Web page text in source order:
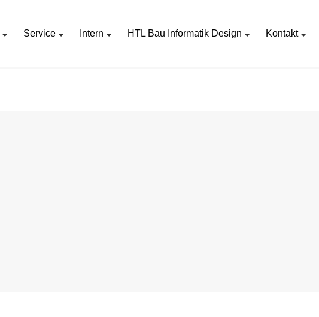
Service Intern HTL Bau Informatik Design Kontakt